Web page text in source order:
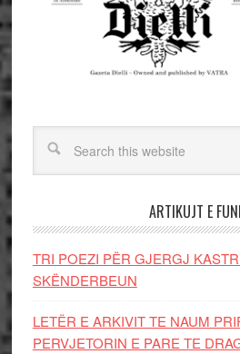
ARTIKUJT E
TRI POEZI PËR GJERGJ
SKËNDERBEUN
LETËR E ARKIVIT TE NAUM
PERVJETORIN E PARE TE